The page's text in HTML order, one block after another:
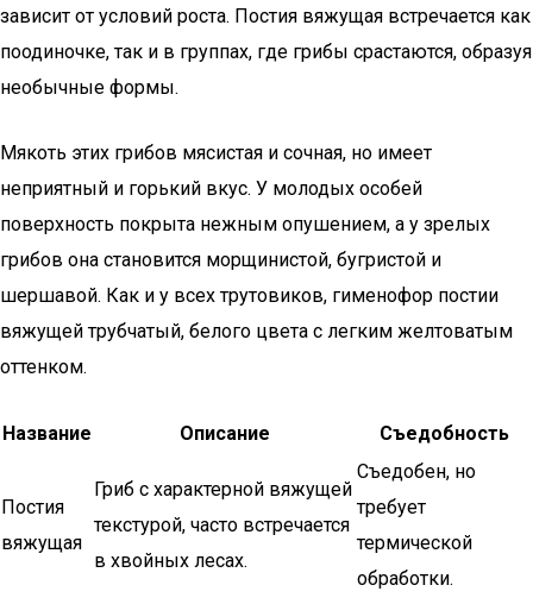
зависит от условий роста. Постия вяжущая встречается как
поодиночке, так и в группах, где грибы срастаются, образуя
необычные формы.
Мякоть этих грибов мясистая и сочная, но имеет
неприятный и горький вкус. У молодых особей
поверхность покрыта нежным опушением, а у зрелых
грибов она становится морщинистой, бугристой и
шершавой. Как и у всех трутовиков, гименофор постии
вяжущей трубчатый, белого цвета с легким желтоватым
оттенком.
Название Описание Съедобность
Постия
вяжущая
Гриб с характерной вяжущей
текстурой, часто встречается
в хвойных лесах.
Съедобен, но
требует
термической
обработки.